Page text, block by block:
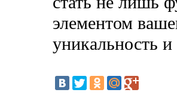
элементом
уникальность и